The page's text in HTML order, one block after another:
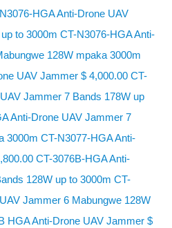
HGA Anti-Drone UAV
to 3000m CT-N3076-HGA ​​Anti-
128W mpaka 3000m
UAV Jammer $ 4,000.00 CT-
Jammer 7 Bands 178W up
Anti-Drone UAV Jammer 7
3000m CT-N3077-HGA Anti-
CT-3076B-HGA Anti-
128W up to 3000m CT-
Jammer 6 Mabungwe 128W
HGA Anti-Drone UAV Jammer $